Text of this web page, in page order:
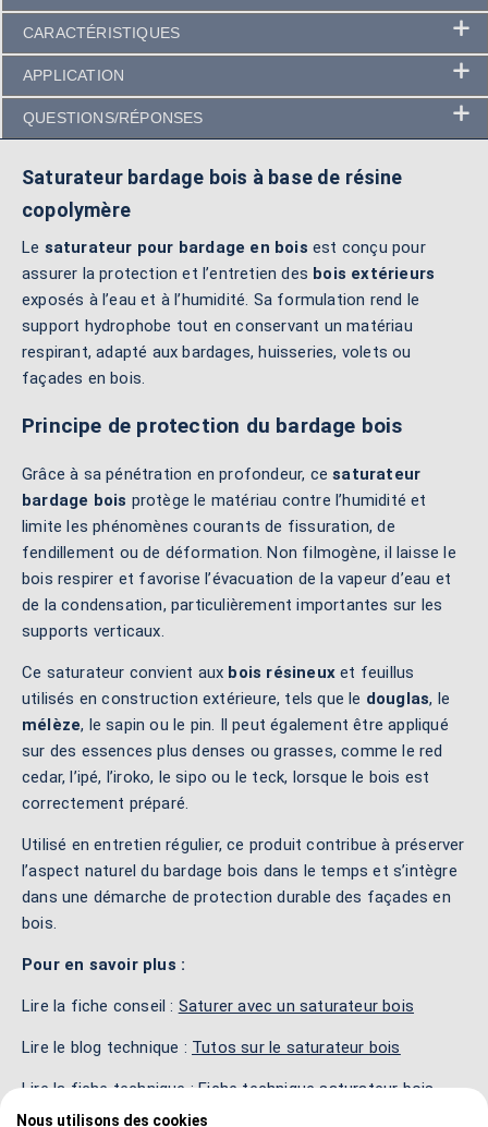
CARACTÉRISTIQUES
APPLICATION
QUESTIONS/RÉPONSES
Saturateur bardage bois à base de résine
copolymère
Le saturateur pour bardage en bois est conçu pour
assurer la protection et l’entretien des bois extérieurs
exposés à l’eau et à l’humidité. Sa formulation rend le
support hydrophobe tout en conservant un matériau
respirant, adapté aux bardages, huisseries, volets ou
façades en bois.
Principe de protection du bardage bois
Grâce à sa pénétration en profondeur, cesaturateur
bardage bois protège le matériau contre l’humidité et
limite les phénomènes courants de fissuration, de
fendillement ou de déformation. Non filmogène, il laisse le
bois respirer et favorise l’évacuation de la vapeur d’eau et
de la condensation, particulièrement importantes sur les
supports verticaux.
Ce saturateur convient aux bois résineux et feuillus
utilisés en construction extérieure, tels que le douglas, le
mélèze, le sapin ou le pin. Il peut également être appliqué
sur des essences plus denses ou grasses, comme le red
cedar, l’ipé, l’iroko, le sipo ou le teck, lorsque le bois est
correctement préparé.
Utilisé en entretien régulier, ce produit contribue à préserver
l’aspect naturel du bardage bois dans le temps et s’intègre
dans une démarche de protection durable des façades en
bois.
Pour en savoir plus :
Lire la fiche conseil : Saturer avec un saturateur bois
Lire le blog technique : Tutos sur le saturateur bois
Lire la fiche technique :Fiche technique saturateur bois
Nous utilisons des cookies